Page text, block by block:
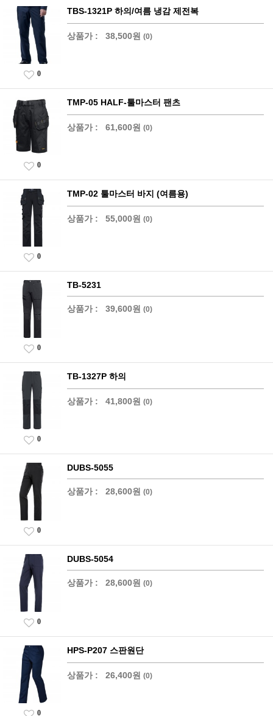
TBS-1321P 하의/여름 냉감 제전복
상품가 : 38,500원 (0)
0
TMP-05 HALF-툴마스터 팬츠
상품가 : 61,600원 (0)
0
TMP-02 툴마스터 바지 (여름용)
상품가 : 55,000원 (0)
0
TB-5231
상품가 : 39,600원 (0)
0
TB-1327P 하의
상품가 : 41,800원 (0)
0
DUBS-5055
상품가 : 28,600원 (0)
0
DUBS-5054
상품가 : 28,600원 (0)
0
HPS-P207 스판원단
상품가 : 26,400원 (0)
0